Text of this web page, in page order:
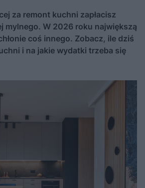
za remont kuchni zapłacisz
mylnego. W 2026 roku największą
coś innego. Zobacz, ile dziś
i na jakie wydatki trzeba się